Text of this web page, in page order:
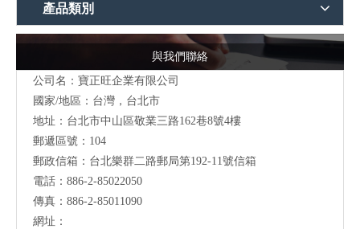
產品類別
與我們聯絡
公司名：寶正旺企業有限公司
國家/地區：台灣，台北市
地址：台北市中山區敬業三路162巷8號4樓
郵遞區號：104
郵政信箱：台北樂群二路郵局第192-11號信箱
電話：886-2-85022050
傳真：886-2-85011090
網址：